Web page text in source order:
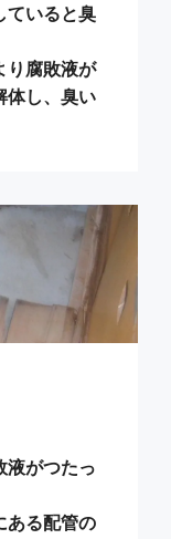
ていると臭
り腐敗液が
体し、臭い
液がつたっ
ある配管の